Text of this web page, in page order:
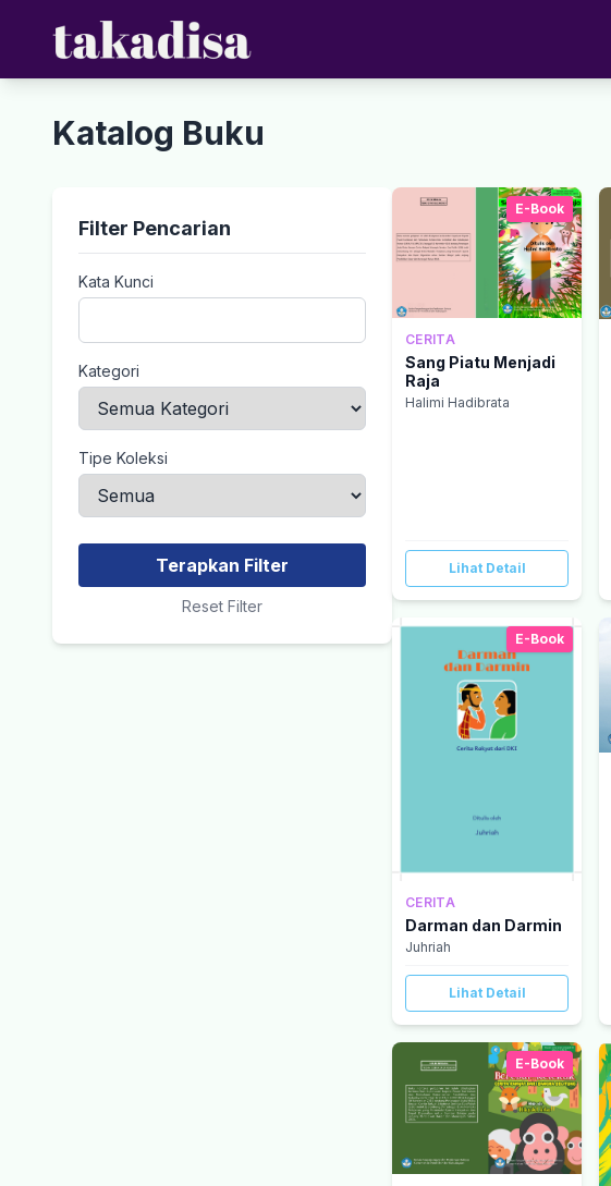
Katalog Buku
Filter Pencarian
Kata Kunci
Kategori
Tipe Koleksi
Terapkan Filter
Reset Filter
E-Book
CERITA
Sang Piatu Menjadi
Raja
Halimi Hadibrata
Lihat Detail
E-Book
CERITA
Darman dan Darmin
Juhriah
Lihat Detail
E-Book